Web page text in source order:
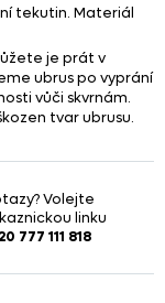
tekutin. Materiál
je prát v
ubrus po vyprání
vůči skvrnám.
tvar ubrusu.
Volejte
linku
777 111 818